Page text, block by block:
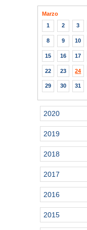
Marzo
1
2 3
8 9 10
15 16 17
22 23 24
29 30 31
2020
2019
2018
2017
2016
2015